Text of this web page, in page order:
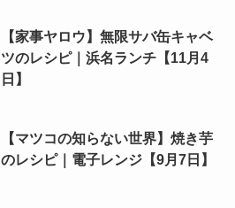
【家事ヤロウ】無限サバ缶キャベ
ツのレシピ｜浜名ランチ【11月4
日】
【マツコの知らない世界】焼き芋
のレシピ｜電子レンジ【9月7日】